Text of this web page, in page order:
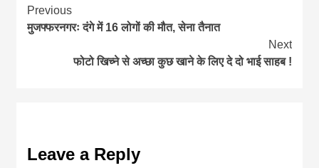
Continue
Reading
Previous
मुजफ्फरनगरः दंगे में 16 लोगों की मौत, सेना तैनात
Next
फोटो खिच्ने से अच्छा कुछ खाने के लिए दे दो भाई साहब !
Leave a Reply